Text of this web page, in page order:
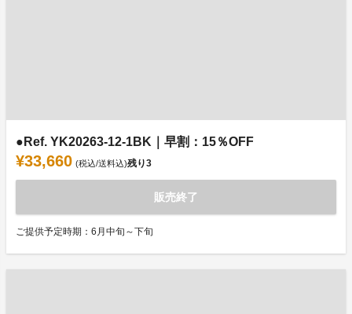
●Ref. YK20263-12-1BK｜早割：15％OFF
¥33,660 (税込/送料込)残り3
販売終了
ご提供予定時期：6月中旬～下旬